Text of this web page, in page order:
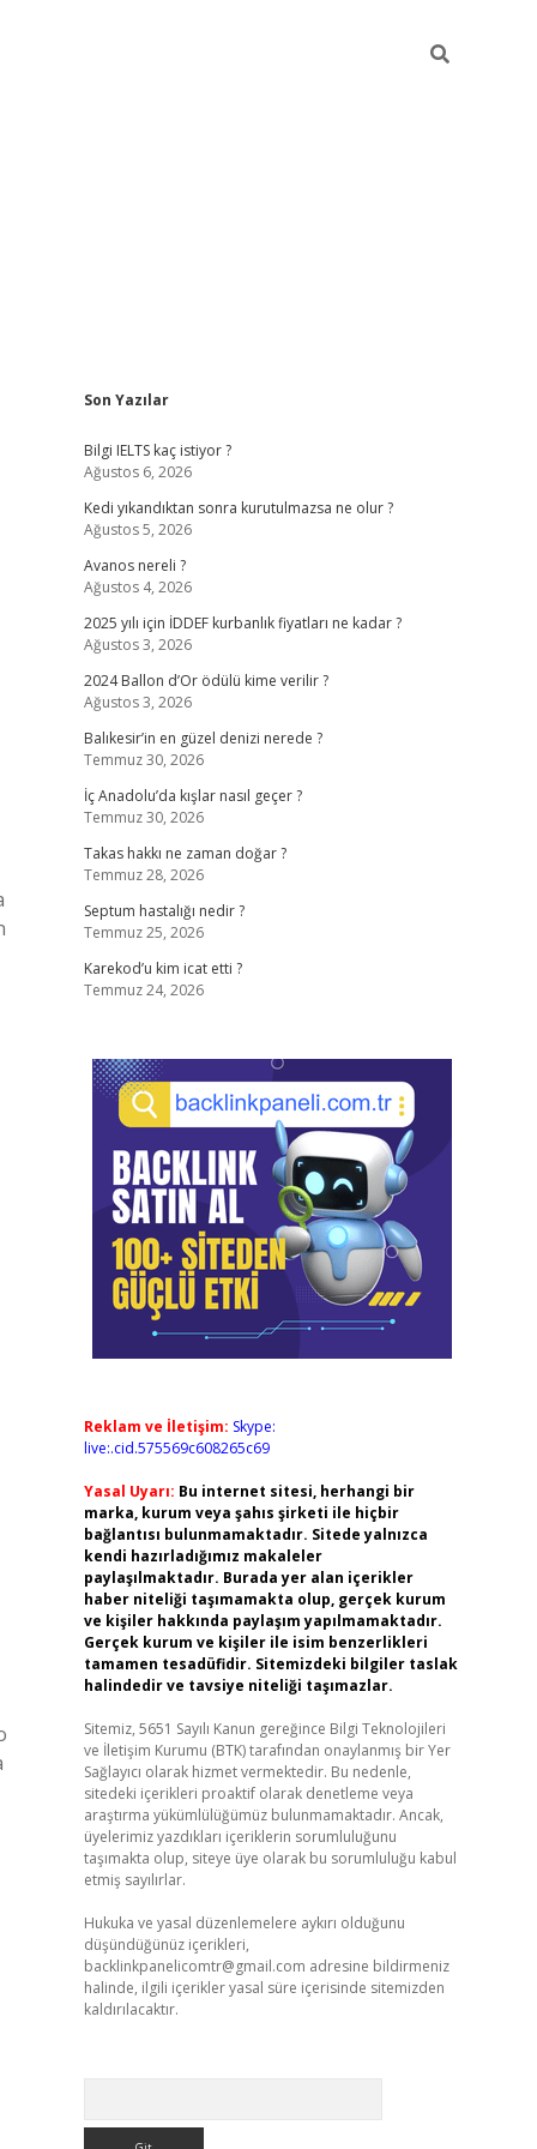
Sidebar
Son Yazılar
Bilgi IELTS kaç istiyor ?
Ağustos 6, 2026
Kedi yıkandıktan sonra kurutulmazsa ne olur ?
Ağustos 5, 2026
Avanos nereli ?
Ağustos 4, 2026
2025 yılı için İDDEF kurbanlık fiyatları ne kadar ?
Ağustos 3, 2026
2024 Ballon d’Or ödülü kime verilir ?
Ağustos 3, 2026
Balıkesir’in en güzel denizi nerede ?
Temmuz 30, 2026
İç Anadolu’da kışlar nasıl geçer ?
Temmuz 30, 2026
Takas hakkı ne zaman doğar ?
Temmuz 28, 2026
Septum hastalığı nedir ?
Temmuz 25, 2026
Karekod’u kim icat etti ?
Temmuz 24, 2026
Reklam ve İletişim: Skype:
live:.cid.575569c608265c69
Yasal Uyarı: Bu internet sitesi, herhangi bir
marka, kurum veya şahıs şirketi ile hiçbir
bağlantısı bulunmamaktadır. Sitede yalnızca
kendi hazırladığımız makaleler
paylaşılmaktadır. Burada yer alan içerikler
haber niteliği taşımamakta olup, gerçek kurum
ve kişiler hakkında paylaşım yapılmamaktadır.
Gerçek kurum ve kişiler ile isim benzerlikleri
tamamen tesadüfidir. Sitemizdeki bilgiler taslak
halindedir ve tavsiye niteliği taşımazlar.
Sitemiz, 5651 Sayılı Kanun gereğince Bilgi Teknolojileri
ve İletişim Kurumu (BTK) tarafından onaylanmış bir Yer
Sağlayıcı olarak hizmet vermektedir. Bu nedenle,
sitedeki içerikleri proaktif olarak denetleme veya
araştırma yükümlülüğümüz bulunmamaktadır. Ancak,
üyelerimiz yazdıkları içeriklerin sorumluluğunu
taşımakta olup, siteye üye olarak bu sorumluluğu kabul
etmiş sayılırlar.
Hukuka ve yasal düzenlemelere aykırı olduğunu
düşündüğünüz içerikleri,
backlinkpanelicomtr@gmail.com adresine bildirmeniz
halinde, ilgili içerikler yasal süre içerisinde sitemizden
kaldırılacaktır.
ilbetbetciBetexper giriş adresi